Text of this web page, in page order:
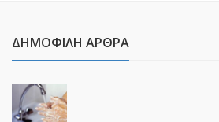
ΔΗΜΟΦΙΛΉ ΆΡΘΡΑ